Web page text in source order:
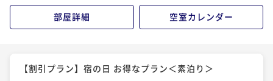
2名 ¥ 24,130 ~
¥19,000~
2名 ¥ 18,050 ~
最大22時間ステイ レイトチェックアウト13時＜素泊
部屋詳細 空室カレンダー
【割引プラン】宿の日 お得なプラン＜素泊り＞